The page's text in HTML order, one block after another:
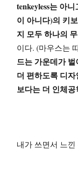
tenkeyless는 아
이 아니다)의 키
지 모두 하나의
이다. (마우스는
드는 가운데가
더 편하도록 디
보다는 더 인체공
내가 쓰면서 느